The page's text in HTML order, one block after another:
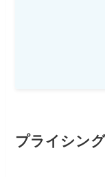
プライシン